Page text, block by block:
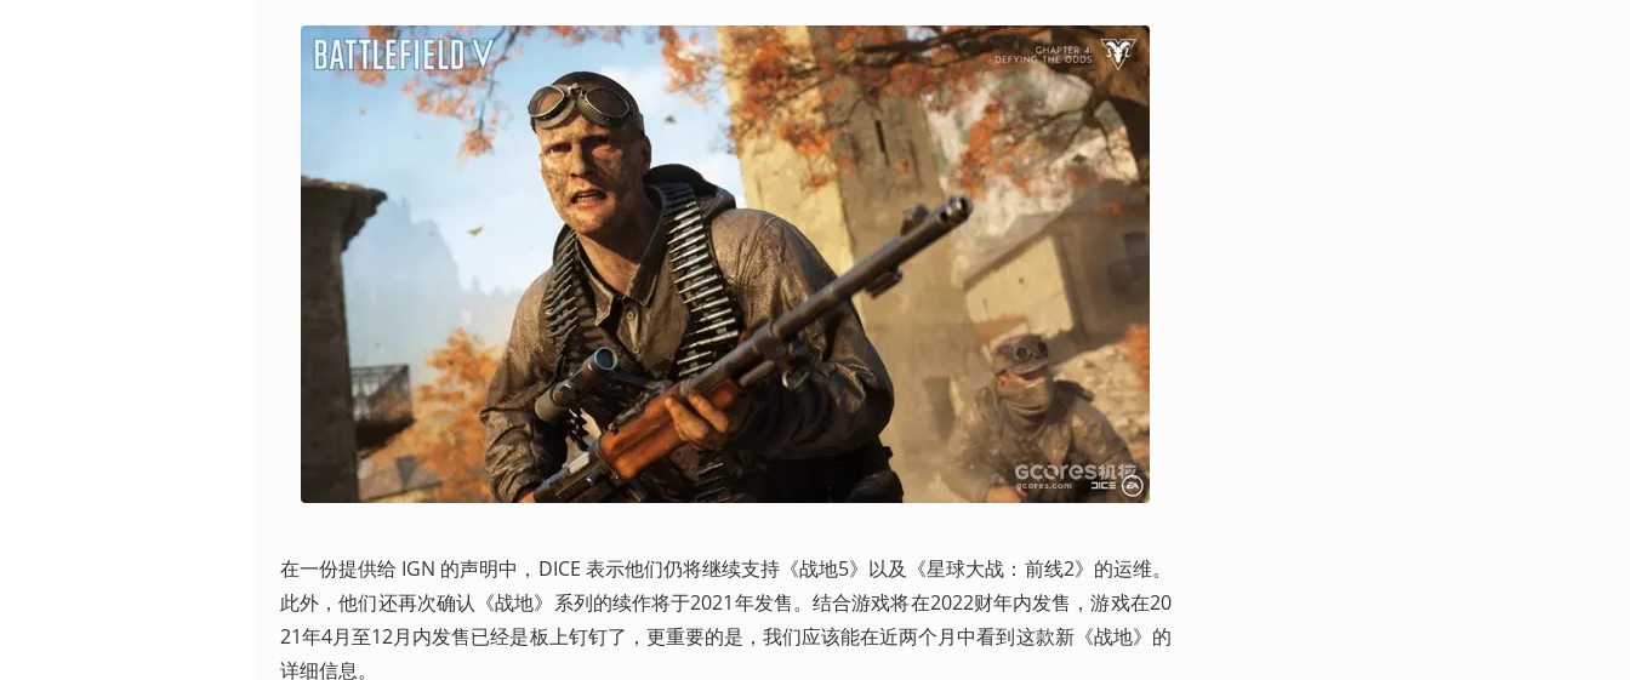
在一份提供给 IGN 的声明中，DICE 表示他们仍将继续支持《战地5》以及《星球大战：前线2》的运维。
此外，他们还再次确认《战地》系列的续作将于2021年发售。结合游戏将在2022财年内发售，游戏在20
21年4月至12月内发售已经是板上钉钉了，更重要的是，我们应该能在近两个月中看到这款新《战地》的
详细信息。